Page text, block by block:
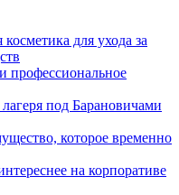
для ухода за
профессиональное
под Барановичами
которое временно
на корпоративе